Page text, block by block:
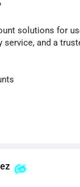
solutions for
and a
Support
2683
#socialmediatools